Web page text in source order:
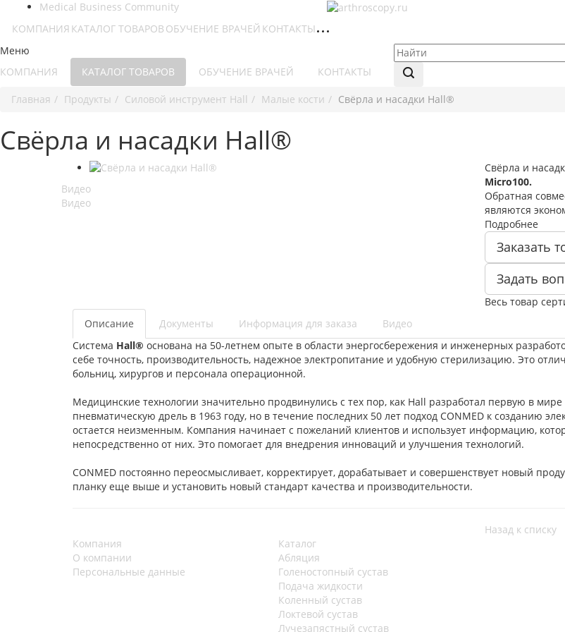
Medical Business Community
КОМПАНИЯ КАТАЛОГ ТОВАРОВ ОБУЧЕНИЕ ВРАЧЕЙ КОНТАКТЫ
Меню
КОМПАНИЯ
КАТАЛОГ ТОВАРОВ ОБУЧЕНИЕ ВРАЧЕЙ КОНТАКТЫ
Главная Продукты Силовой инструмент Hall Малые кости Свёрла и насадки Hall®
Свёрла и насадки Hall®
Видео
Видео
Свёрла и
Micro100.
Обратная
являются
Подробнее
Заказать
Задать
Весь товар
Описание
Документы Информация для заказа
Видео
Система Hall® основана на 50-летнем опыте в области энергосбережения и инженерных
себе точность, производительность, надежное электропитание и удобную стерилизацию. Это
больниц, хирургов и персонала операционной.
Медицинские технологии значительно продвинулись с тех пор, как Hall разработал первую в
пневматическую дрель в 1963 году, но в течение последних 50 лет подход CONMED к созданию
остается неизменным. Компания начинает с пожеланий клиентов и использует информацию,
непосредственно от них. Это помогает для внедрения инноваций и улучшения технологий.
CONMED постоянно переосмысливает, корректирует, дорабатывает и совершенствует новый
планку еще выше и установить новый стандарт качества и производительности.
Назад к списку
Компания
О компании
Персональные данные
Каталог
Абляция
Голеностопный сустав
Подача жидкости
Коленный сустав
Локтевой сустав
Лучезапястный сустав